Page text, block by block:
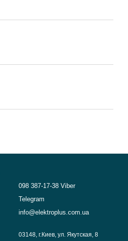
098 387-17-38 Viber
Telegram
info@elektroplus.com.ua
03148, г.Киев, ул. Якутская, 8